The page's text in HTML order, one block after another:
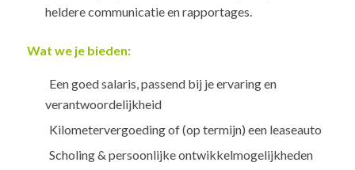
heldere communicatie en rapportages.
Wat we je bieden:
Een goed salaris, passend bij je ervaring en
verantwoordelijkheid
Kilometervergoeding of (op termijn) een leaseauto
Scholing & persoonlijke ontwikkelmogelijkheden